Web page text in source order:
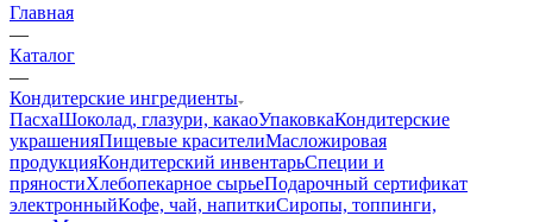
Главная
—
Каталог
—
Кондитерские ингредиенты
ПасхаШоколад, глазури, какаоУпаковкаКондитерские
украшенияПищевые красителиМасложировая
продукцияКондитерский инвентарьСпеции и
пряностиХлебопекарное сырьеПодарочный сертификат
электронныйКофе, чай, напиткиСиропы, топпинги,